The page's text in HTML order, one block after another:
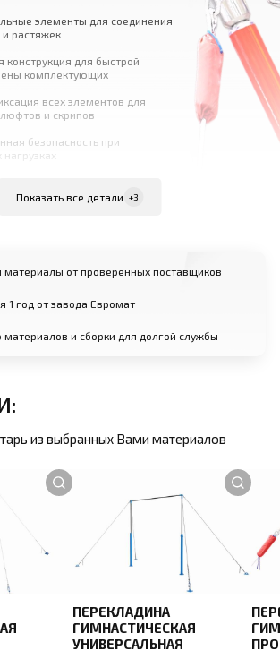
элементы для соединения
и растяжек
конструкция для быстрой
комплектующих
всех элементов для
и скрипов
безопасность при
растяжек для равномерного
нагрузки
перекладину к полу для
устойчивости
(для пристенных
анкеры для фиксации
установки на различные типы
и т.д.)
надежность и устойчивость
и демонтаж при
Показать все детали +3
от проверенных поставщиков
1 год от завода Евромат
материалов и сборки для долгой службы
из выбранных Вами материалов
ПЕРЕКЛАДИНА
ГИМНАСТИЧЕСКАЯ
УНИВЕРСАЛЬНАЯ